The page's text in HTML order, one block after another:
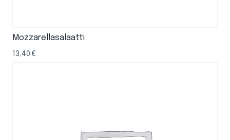
Mozzarellasalaatti
13,40 €